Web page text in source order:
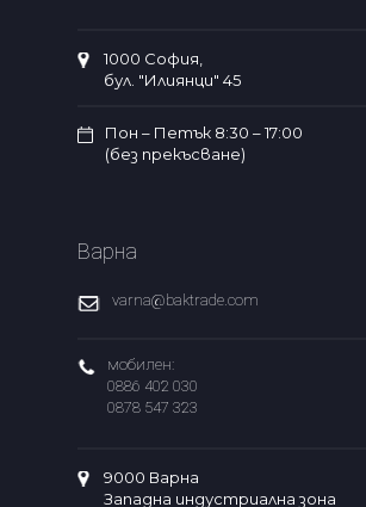
1000 София,
бул. "Илиянци" 45
Пон – Петък 8:30 – 17:00
(без прекъсване)
Варна
varna@baktrade.com
мобилен:
0886 402 030
0878 547 323
9000 Варна
Западна индустриална зона